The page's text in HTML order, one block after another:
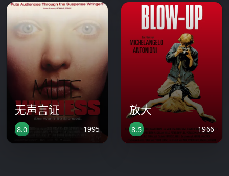
无声言证
8.0 1995
放大
8.5 1966